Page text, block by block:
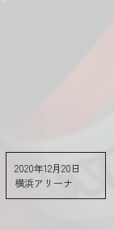
2020年12月20日
横浜アリーナ